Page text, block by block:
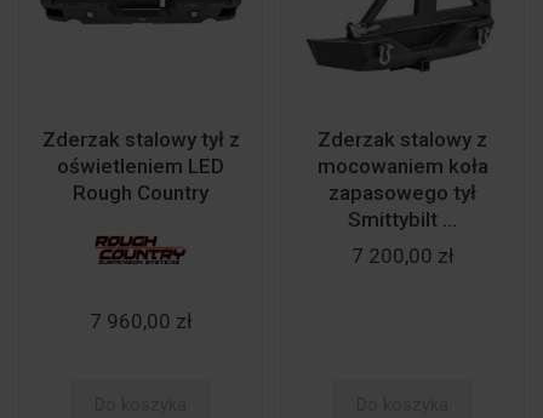
Zderzak stalowy tył z
oświetleniem LED
Rough Country
7 960,00 zł
Zderzak stalowy z
mocowaniem koła
zapasowego tył
Smittybilt ...
7 200,00 zł